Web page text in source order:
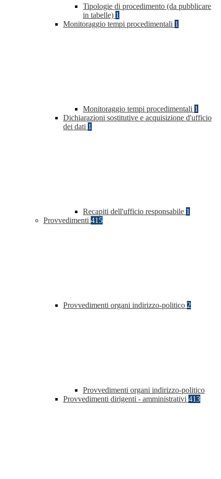
Tipologie di procedimento (da pubblicare
in tabelle) 1
Monitoraggio tempi procedimentali 1
Monitoraggio tempi procedimentali 1
Dichiarazioni sostitutive e acquisizione d'ufficio
dei dati 1
Recapiti dell'ufficio responsabile 1
Provvedimenti 415
Provvedimenti organi indirizzo-politico 2
Provvedimenti organi indirizzo-politico
Provvedimenti dirigenti - amministrativi 413